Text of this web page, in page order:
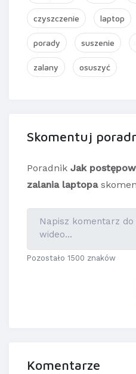
czyszczenie laptop
porady suszenie
zalany osuszyć
Skomentuj
Poradnik Jak
zalania laptopa
Pozostało 1500 znaków
Komentarze